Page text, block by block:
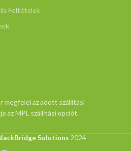
Feltételek
megfelel az adott szállítási
az MPL szállítási opciót.
Solutions 2024